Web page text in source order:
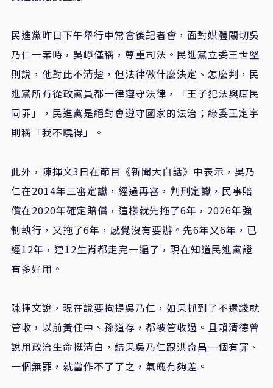
民進黨昨日下午舉行中常會後記者會，面對媒體關切吳
乃仁一案時，吳崢僅稱，尊重司法。民進黨立委王世堅
則說，他對此不清楚，但法律做什麼決定、怎麼判，民
進黨所有從政黨員都一律遵守法律，「王子犯法與庶民
同罪」，民進黨是絕對會遵守國家的法治；綠委王定宇
則稱「我不曉得」。
此外，陳揮文3日在節目《新聞大白話》中表示，吳乃
仁在2014年三審定讞，經過再審，判刑定讞，民事賠
償在2020年確定賠償，這樣就先拖了6年，2026年強
制執行，又拖了6年，感覺沒有要辦。先6年又6年，已
經12年，連12生肖都走完一遍了，現在知道民進黨證
有多好用。
陳揮文說，現在說要拘提吳乃仁，如果抓到了不還錢就
管收，以前黃任中、孫道存，都被管收過。且賴清德曾
說用政治生命挺清白，結果吳乃仁跟洪奇昌一個有罪、
一個無罪，就當作不了了之，氣魄有夠差。